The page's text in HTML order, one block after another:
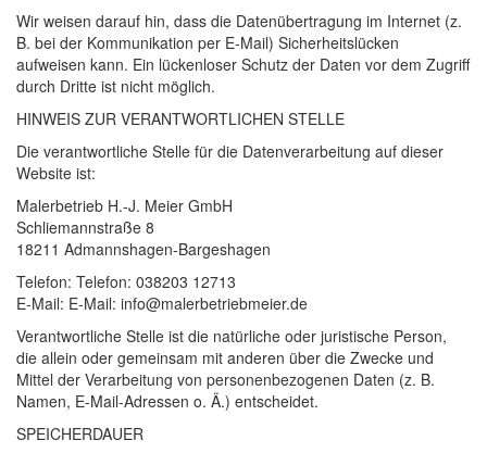
Wir weisen darauf hin, dass die Datenübertragung im Internet (z.
B. bei der Kommunikation per E-Mail) Sicherheitslücken
aufweisen kann. Ein lückenloser Schutz der Daten vor dem Zugriff
durch Dritte ist nicht möglich.
HINWEIS ZUR VERANTWORTLICHEN STELLE
Die verantwortliche Stelle für die Datenverarbeitung auf dieser
Website ist:
Malerbetrieb H.-J. Meier GmbH
Schliemannstraße 8
18211 Admannshagen-Bargeshagen
Telefon: Telefon: 038203 12713
E-Mail: E-Mail: info@malerbetriebmeier.de
Verantwortliche Stelle ist die natürliche oder juristische Person,
die allein oder gemeinsam mit anderen über die Zwecke und
Mittel der Verarbeitung von personenbezogenen Daten (z. B.
Namen, E-Mail-Adressen o. Ä.) entscheidet.
SPEICHERDAUER